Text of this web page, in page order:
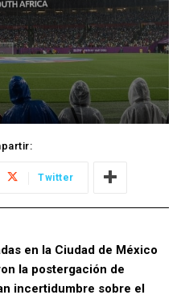
Twitter
en la Ciudad de México
la postergación de
incertidumbre sobre el